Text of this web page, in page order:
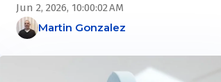
Jun 2, 2026, 10:00:02 AM
Martin Gonzalez